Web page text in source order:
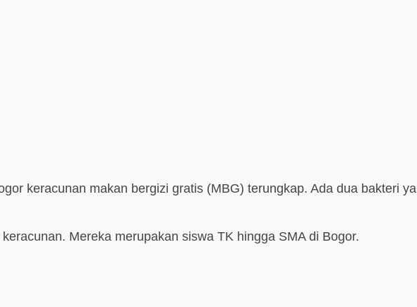
keracunan makan bergizi gratis (MBG) terungkap. Ada dua bakteri
Mereka merupakan siswa TK hingga SMA di Bogor.